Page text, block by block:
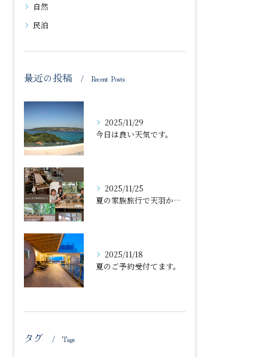
自然
民泊
最近の投稿 Recent Posts
2025/11/29
今日は良い天気です。
2025/11/25
夏の家族旅行で天羽から近くの体験工房で丼🍜作ったのが、忘れた...
2025/11/18
夏のご予約受付てます。
タグ Tags